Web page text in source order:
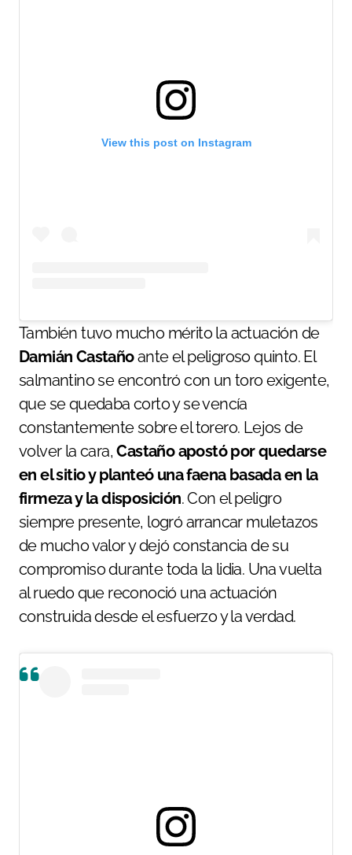
View this post on Instagram
También tuvo mucho mérito la actuación de
Damián Castañoante el peligroso quinto. El
salmantino se encontró con un toro exigente,
que se quedaba corto y se vencía
constantemente sobre el torero. Lejos de
volver la cara,Castaño apostó por quedarse
en el sitio y planteó una faena basada en la
firmeza y la disposición. Con el peligro
siempre presente, logró arrancar muletazos
de mucho valor y dejó constancia de su
compromiso durante toda la lidia. Una vuelta
al ruedo que reconoció una actuación
construida desde el esfuerzo y la verdad.